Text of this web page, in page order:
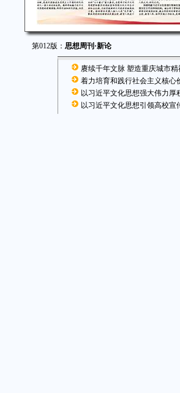
第012版： 思想周刊·新论
赓续千年文脉 塑造重庆城市精
着力培育和践行社会主义核心
以习近平文化思想强大伟力厚
以习近平文化思想引领高校宣